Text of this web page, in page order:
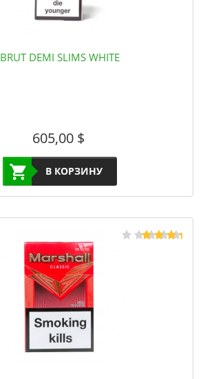
BRUT DEMI SLIMS WHITE
605,00$
В КОРЗИНУ